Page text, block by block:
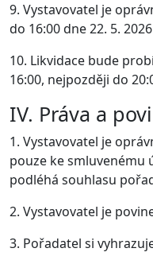
9. Vystavovatel je
do 16:00 dne 22. 5.
10. Likvidace bude
16:00, nejpozději do
IV. Práva a
1. Vystavovatel je
pouze ke smluvenému
podléhá souhlasu
2. Vystavovatel je
3. Pořadatel si